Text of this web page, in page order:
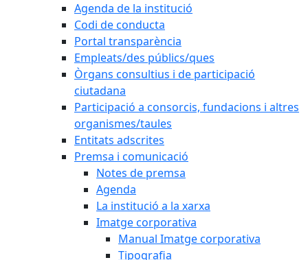
Agenda de la institució
Codi de conducta
Portal transparència
Empleats/des públics/ques
Òrgans consultius i de participació
ciutadana
Participació a consorcis, fundacions i altres
organismes/taules
Entitats adscrites
Premsa i comunicació
Notes de premsa
Agenda
La institució a la xarxa
Imatge corporativa
Manual Imatge corporativa
Tipografia